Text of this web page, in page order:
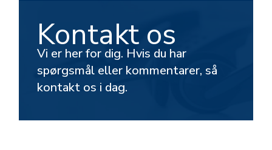
Kontakt os
Vi er her for dig. Hvis du har
spørgsmål eller kommentarer, så
kontakt os i dag.